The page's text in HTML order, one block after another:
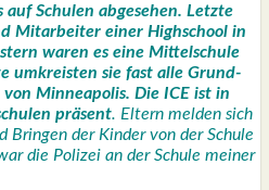
auf Schu­len abge­se­hen. Letz­te
Mit­ar­bei­ter einer High­school in
waren es eine Mit­tel­schu­le
umkreis­ten sie fast alle Grund-
Min­nea­po­lis. Die ICE ist in
prä­sent. Eltern mel­den sich
Brin­gen der Kin­der von der Schu­le
die Poli­zei an der Schu­le mei­ner